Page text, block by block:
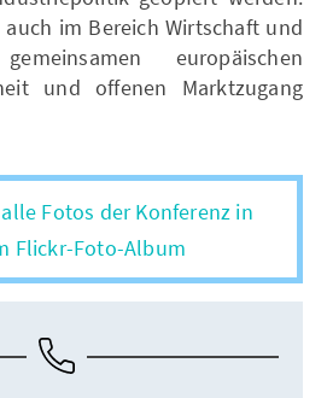
im Bereich Wirtschaft und
europäischen
und offenen Marktzugang
Fotos der Konferenz in
Flickr-Foto-Album